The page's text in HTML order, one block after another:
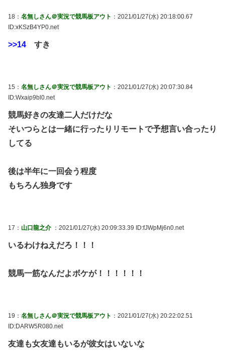
18： 名無しさん＠実況で競馬板アウト ：2021/01/27(水) 20:18:00.67
ID:xKSzB4YP0.net
>>14 すき
15： 名無しさん＠実況で競馬板アウト ：2021/01/27(水) 20:07:30.84
ID:Wxaip9bl0.net
競馬好きの友達二人だけだな
そいつらとは一緒に行ったりリモートで予想言い合ったり
してる
後は半年に一回会う程度
もちろん独身です
17： 山口龍之介 ：2021/01/27(水) 20:09:33.39 ID:fJWpMj6n0.net
いるわけねえだろ！！！
競馬一筋なんだよボケが！！！！！！
19： 名無しさん＠実況で競馬板アウト ：2021/01/27(水) 20:22:02.51
ID:DARW5R080.net
友達も女友達もいるが彼女はいないな